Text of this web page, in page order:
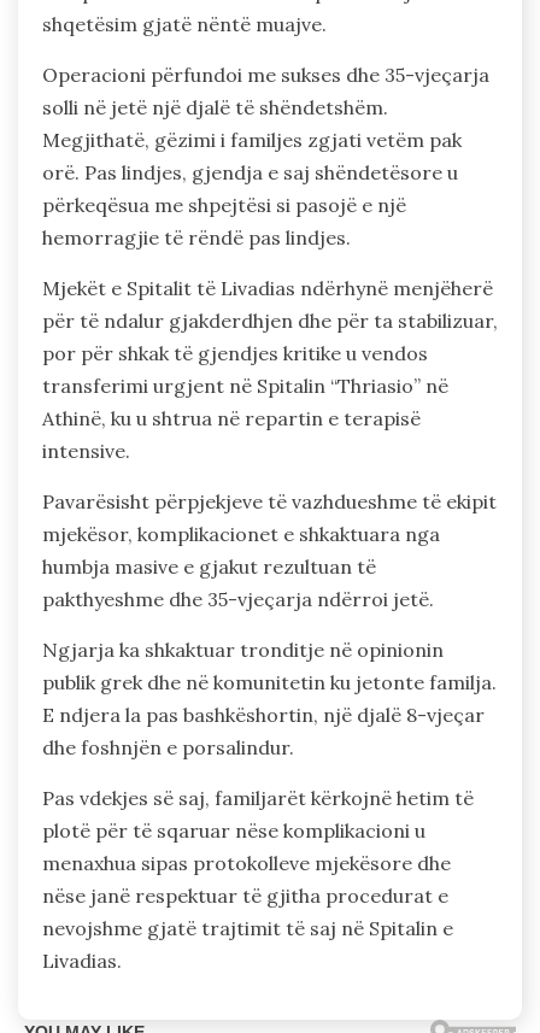
shqetësim gjatë nëntë muajve.
Operacioni përfundoi me sukses dhe 35-vjeçarja
solli në jetë një djalë të shëndetshëm.
Megjithatë, gëzimi i familjes zgjati vetëm pak
orë. Pas lindjes, gjendja e saj shëndetësore u
përkeqësua me shpejtësi si pasojë e një
hemorragjie të rëndë pas lindjes.
Mjekët e Spitalit të Livadias ndërhynë menjëherë
për të ndalur gjakderdhjen dhe për ta stabilizuar,
por për shkak të gjendjes kritike u vendos
transferimi urgjent në Spitalin “Thriasio” në
Athinë, ku u shtrua në repartin e terapisë
intensive.
Pavarësisht përpjekjeve të vazhdueshme të ekipit
mjekësor, komplikacionet e shkaktuara nga
humbja masive e gjakut rezultuan të
pakthyeshme dhe 35-vjeçarja ndërroi jetë.
Ngjarja ka shkaktuar tronditje në opinionin
publik grek dhe në komunitetin ku jetonte familja.
E ndjera la pas bashkëshortin, një djalë 8-vjeçar
dhe foshnjën e porsalindur.
Pas vdekjes së saj, familjarët kërkojnë hetim të
plotë për të sqaruar nëse komplikacioni u
menaxhua sipas protokolleve mjekësore dhe
nëse janë respektuar të gjitha procedurat e
nevojshme gjatë trajtimit të saj në Spitalin e
Livadias.